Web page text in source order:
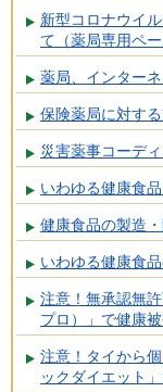
新型コロナウイ
て（薬局専用ペー
薬局、インター
保険薬局に対す
災害薬事コーデ
いわゆる健康食
健康食品の製造
いわゆる健康食
注意！無承認無
プロ）」で健康被
注意！タイから
ックダイエット